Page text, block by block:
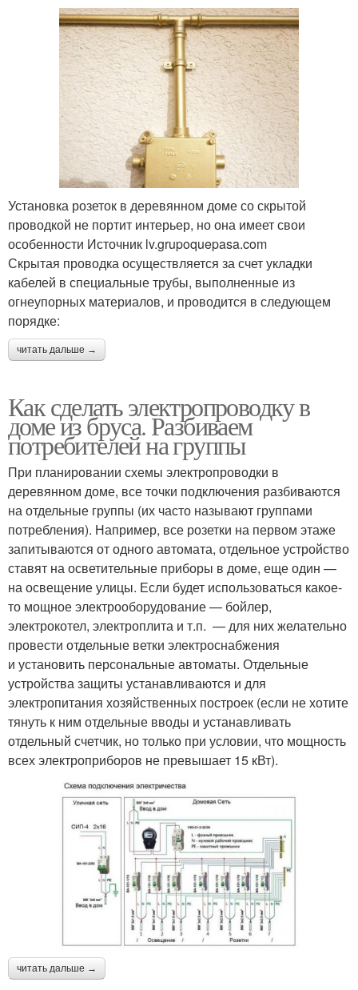
Установка розеток в деревянном доме со скрытой
проводкой не портит интерьер, но она имеет свои
особенности Источник lv.grupoquepasa.com
Скрытая проводка осуществляется за счет укладки
кабелей в специальные трубы, выполненные из
огнеупорных материалов, и проводится в следующем
порядке:
читать дальше →
Как сделать электропроводку в
доме из бруса. Разбиваем
потребителей на группы
При планировании схемы электропроводки в
деревянном доме, все точки подключения разбиваются
на отдельные группы (их часто называют группами
потребления). Например, все розетки на первом этаже
запитываются от одного автомата, отдельное устройство
ставят на осветительные приборы в доме, еще один —
на освещение улицы. Если будет использоваться какое-
то мощное электрооборудование — бойлер,
электрокотел, электроплита и т.п. — для них желательно
провести отдельные ветки электроснабжения
и установить персональные автоматы. Отдельные
устройства защиты устанавливаются и для
электропитания хозяйственных построек (если не хотите
тянуть к ним отдельные вводы и устанавливать
отдельный счетчик, но только при условии, что мощность
всех электроприборов не превышает 15 кВт).
читать дальше →